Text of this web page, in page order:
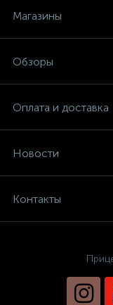
Магазины
Обзоры
Оплата и доставка
Новости
Контакты